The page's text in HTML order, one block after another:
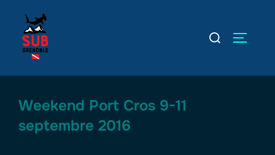
contenu
Rechercher :
Weekend Port Cros 9-11
septembre 2016